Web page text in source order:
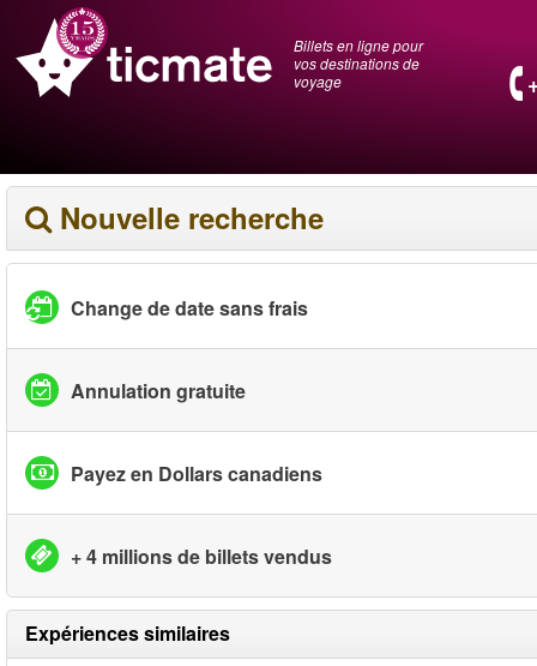
Billets en ligne pour
vos destinations de
voyage
Nouvelle recherche
Change de date sans frais
Annulation gratuite
Payez en Dollars canadiens
+ 4 millions de billets vendus
Expériences similaires